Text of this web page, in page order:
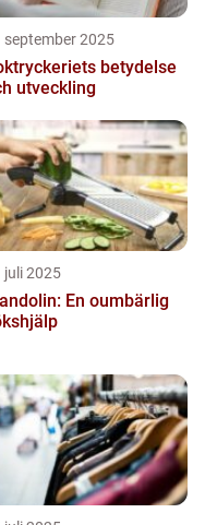
september 2025
betydelse
utveckling
juli 2025
En oumbärlig